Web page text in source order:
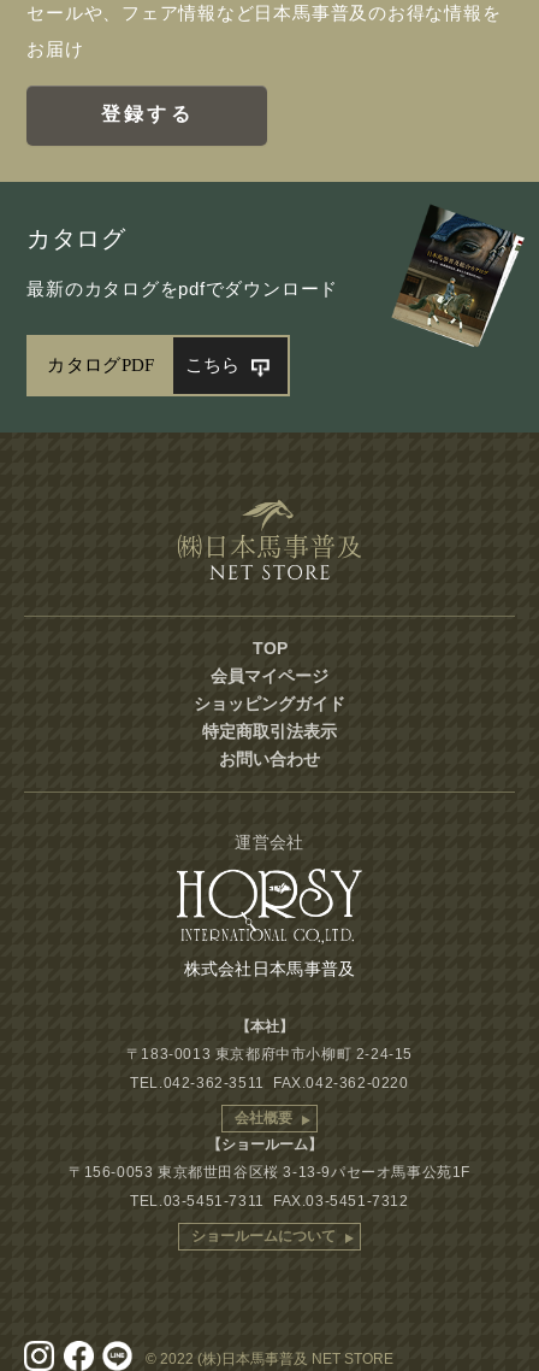
セールや、フェア情報など日本馬事普及のお得な情報を
お届け
登録する
カタログ
最新のカタログをpdfでダウンロード
カタログPDF こちら
TOP
会員マイページ
ショッピングガイド
特定商取引法表示
お問い合わせ
運営会社
株式会社日本馬事普及
【本社】
〒183-0013 東京都府中市小柳町 2-24-15
TEL.042-362-3511 FAX.042-362-0220
会社概要
【ショールーム】
〒156-0053 東京都世田谷区桜 3-13-9パセーオ馬事公苑1F
TEL.03-5451-7311 FAX.03-5451-7312
ショールームについて
© 2022 (株)日本馬事普及 NET STORE